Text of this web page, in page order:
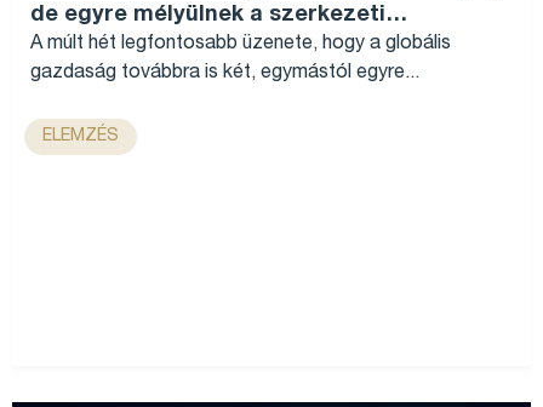
de egyre mélyülnek a szerkezeti
különbségek...
A múlt hét legfontosabb üzenete, hogy a globális
gazdaság továbbra is két, egymástól egyre...
ELEMZÉS